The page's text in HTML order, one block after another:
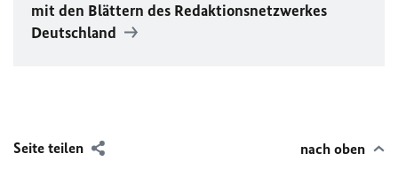
mit den Blättern des Redaktionsnetzwerkes
Deutschland
Seite teilen nach oben